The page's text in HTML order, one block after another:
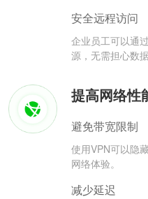
安全远程访问
企业员工可以通
源，无需担心数据
提高网络性
避免带宽限制
使用VPN可以隐
网络体验。
减少延迟